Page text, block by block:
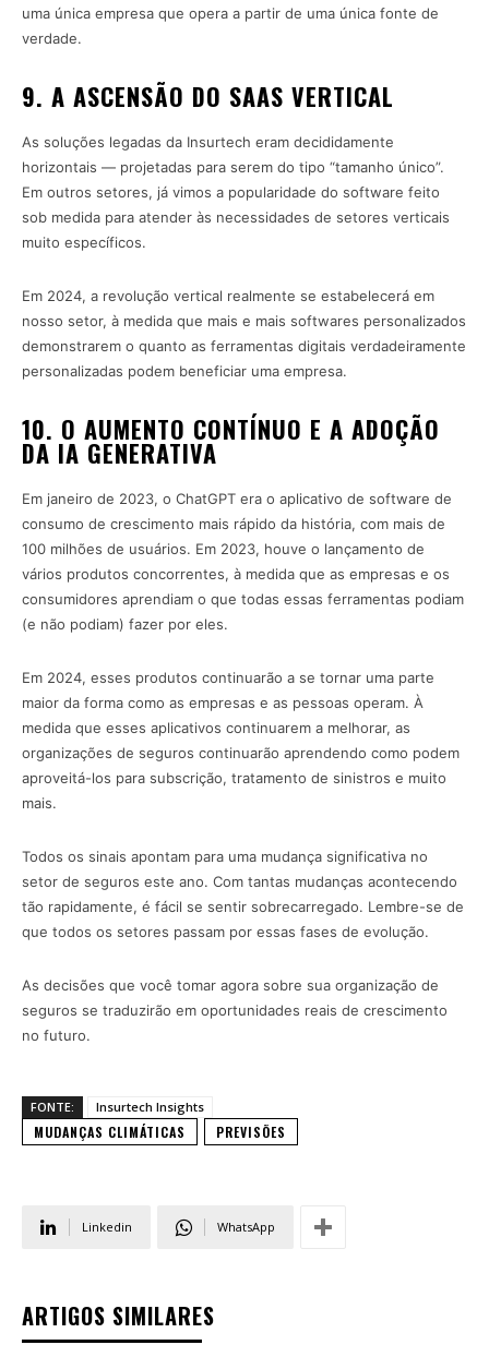
uma única empresa que opera a partir de uma única fonte de
verdade.
9. A ASCENSÃO DO SAAS VERTICAL
As soluções legadas da Insurtech eram decididamente
horizontais — projetadas para serem do tipo “tamanho único”.
Em outros setores, já vimos a popularidade do software feito
sob medida para atender às necessidades de setores verticais
muito específicos.
Em 2024, a revolução vertical realmente se estabelecerá em
nosso setor, à medida que mais e mais softwares personalizados
demonstrarem o quanto as ferramentas digitais verdadeiramente
personalizadas podem beneficiar uma empresa.
10. O AUMENTO CONTÍNUO E A ADOÇÃO
DA IA GENERATIVA
Em janeiro de 2023, o ChatGPT era o aplicativo de software de
consumo de crescimento mais rápido da história, com mais de
100 milhões de usuários. Em 2023, houve o lançamento de
vários produtos concorrentes, à medida que as empresas e os
consumidores aprendiam o que todas essas ferramentas podiam
(e não podiam) fazer por eles.
Em 2024, esses produtos continuarão a se tornar uma parte
maior da forma como as empresas e as pessoas operam. À
medida que esses aplicativos continuarem a melhorar, as
organizações de seguros continuarão aprendendo como podem
aproveitá-los para subscrição, tratamento de sinistros e muito
mais.
Todos os sinais apontam para uma mudança significativa no
setor de seguros este ano. Com tantas mudanças acontecendo
tão rapidamente, é fácil se sentir sobrecarregado. Lembre-se de
que todos os setores passam por essas fases de evolução.
As decisões que você tomar agora sobre sua organização de
seguros se traduzirão em oportunidades reais de crescimento
no futuro.
FONTE: Insurtech Insights
MUDANÇAS CLIMÁTICAS PREVISÕES
Linkedin WhatsApp
ARTIGOS SIMILARES